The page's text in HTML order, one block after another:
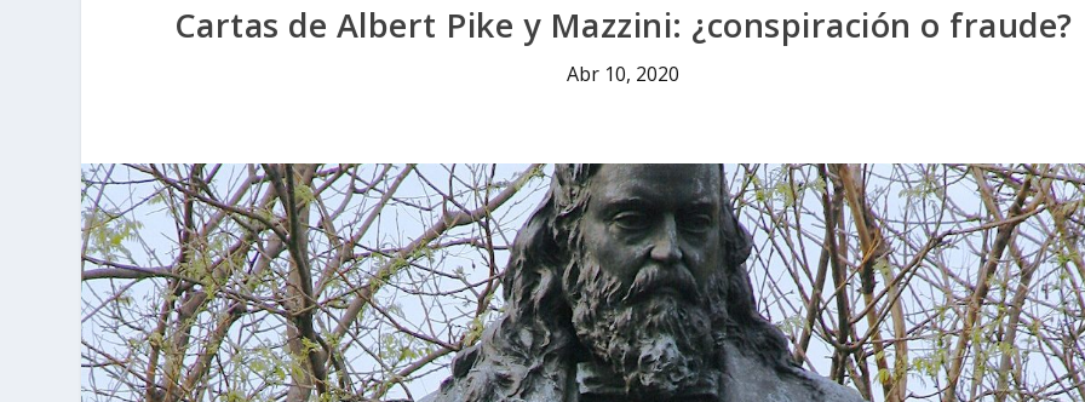
Cartas de Albert Pike y Mazzini: ¿conspiración o fraude?
Abr 10, 2020